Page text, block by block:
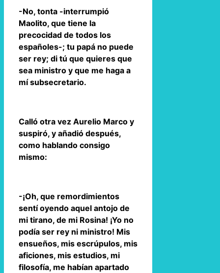
-No, tonta -interrumpió
Maolito, que tiene la
precocidad de todos los
españoles-; tu papá no puede
ser rey; di tú que quieres que
sea ministro y que me haga a
mí subsecretario.
Calló otra vez Aurelio Marco y
suspiró, y añadió después,
como hablando consigo
mismo:
-¡Oh, que remordimientos
sentí oyendo aquel antojo de
mi tirano, de mi Rosina! ¡Yo no
podía ser rey ni ministro! Mis
ensueños, mis escrúpulos, mis
aficiones, mis estudios, mi
filosofía, me habían apartado